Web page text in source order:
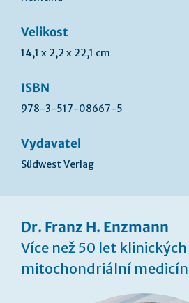
Velikost
14,1 x 2,2 x 22,1 cm
ISBN
978-3-517-08667-5
Vydavatel
Südwest Verlag
Dr. Franz H. Enzmann
Více než 50 let
mitochondriální